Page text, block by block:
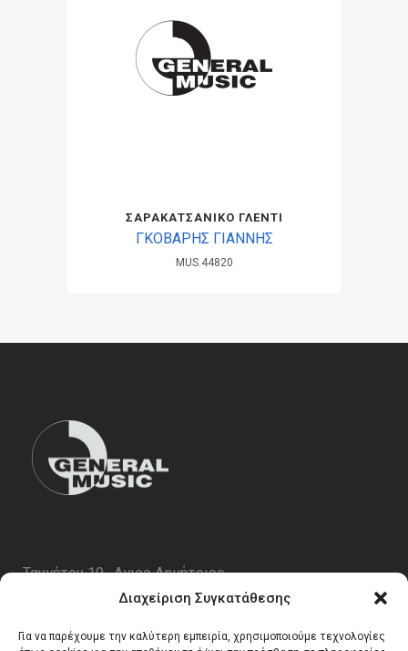
Διαχείριση Συγκατάθεσης
Για να παρέχουμε την καλύτερη εμπειρία, χρησιμοποιούμε τεχνολογίες
ΣΑΡΑΚΑΤΣΑΝΙΚΟ ΓΛΕΝΤΙ
ΓΚΟΒΑΡΗΣ ΓΙΑΝΝΗΣ
MUS.44820
Ταυγέτου 19 , Αγιος Δημήτριος
email:info@generalmusic.gr